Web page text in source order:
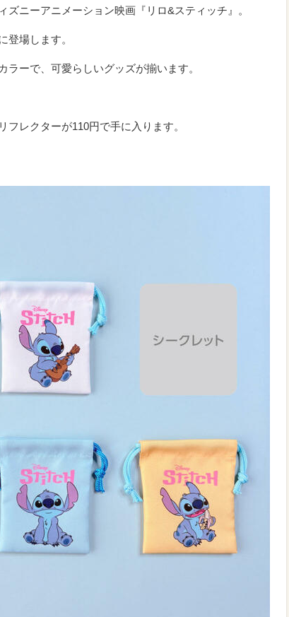
ニーアニメーション映画『リロ&スティッチ』。
登場します。
ーで、可愛らしいグッズが揃います。
レクターが110円で手に入ります。